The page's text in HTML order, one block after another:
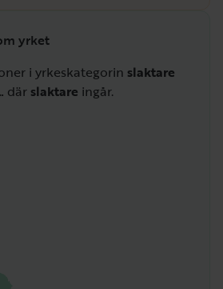
yrket
i yrkeskategorin slaktare
där slaktare ingår.